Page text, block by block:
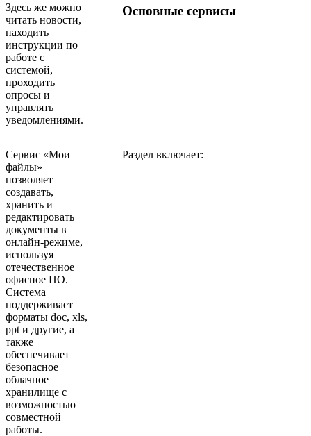
Здесь же можно
читать новости,
находить
инструкции по
работе с
системой,
проходить
опросы и
управлять
уведомлениями.
Основные сервисы
Сервис «Мои
файлы»
позволяет
создавать,
хранить и
редактировать
документы в
онлайн-режиме,
используя
отечественное
офисное ПО.
Система
поддерживает
форматы doc, xls,
ppt и другие, а
также
обеспечивает
безопасное
облачное
хранилище с
возможностью
совместной
работы.
Раздел включает: